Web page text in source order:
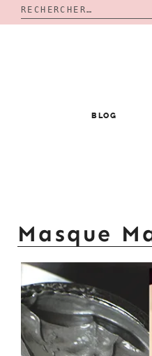
Rechercher :
BLOG
Masque